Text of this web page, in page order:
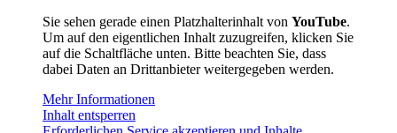
Sie sehen gerade einen Platzhalterinhalt von YouTube.
Um auf den eigentlichen Inhalt zuzugreifen, klicken Sie
auf die Schaltfläche unten. Bitte beachten Sie, dass
dabei Daten an Drittanbieter weitergegeben werden.
Mehr Informationen
Inhalt entsperren